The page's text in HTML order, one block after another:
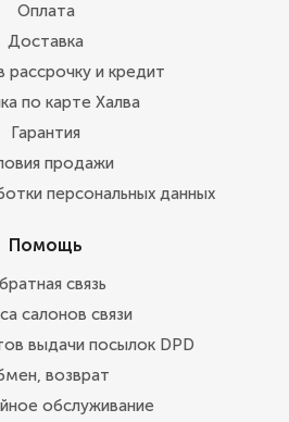
Оплата
Доставка
рассрочку и кредит
по карте Халва
Гарантия
продажи
персональных данных
Помощь
связь
салонов связи
выдачи посылок DPD
возврат
обслуживание